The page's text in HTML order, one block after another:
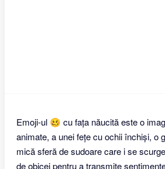
Emoji-ul 🥴 cu fața năucită este o
animate, a unei fețe cu ochii închiși, o
mică sferă de sudoare care i se
de obicei pentru a transmite